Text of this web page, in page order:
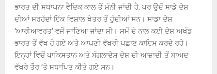
ਭਾਰਤ ਦੀ ਸਥਾਪਨਾ ਵੈਦਿਕ ਕਾਲ ਤੋਂ ਮੰਨੀ ਜਾਂਦੀ ਹੈ, ਪਰ ਉਦੋਂ ਸਾਡੇ ਦੇਸ਼
ਦੀਆਂ ਸਰਹੱਦਾਂ ਇੱਕ ਵਿਸ਼ਾਲ ਖੇਤਰ ਤੋਂ ਹੁੰਦੀਆਂ ਸਨ। ਸਾਡਾ ਦੇਸ਼
‘ਆਰੀਆਵਰਤ’ ਵਜੋਂ ਜਾਣਿਆ ਜਾਂਦਾ ਸੀ। ਸਮੇਂ ਦੇ ਨਾਲ ਕਈ ਦੇਸ਼ ਅਖੰਡ
ਭਾਰਤ ਤੋਂ ਵੱਖ ਹੋ ਗਏ ਅਤੇ ਆਪਣੀ ਵੱਖਰੀ ਪਛਾਣ ਕਾਇਮ ਕਰਦੇ ਰਹੇ।
ਇਨ੍ਹਾਂ ਵਿਚੋਂ ਪਾਕਿਸਤਾਨ ਅਤੇ ਬੰਗਲਾਦੇਸ਼ ਦੇਸ਼ ਦੀ ਆਜ਼ਾਦੀ ਤੋਂ ਬਾਅਦ
ਵੱਖਰੇ ਤੌਰ ‘ਤੇ ਸਥਾਪਿਤ ਕੀਤੇ ਗਏ ਸਨ।